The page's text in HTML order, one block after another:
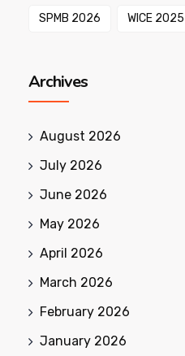
SPMB 2026 WICE 2025
Archives
August 2026
July 2026
June 2026
May 2026
April 2026
March 2026
February 2026
January 2026